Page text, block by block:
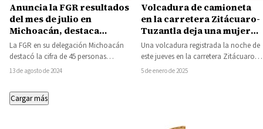
Anuncia la FGR resultados
del mes de julio en
Michoacán, destaca
destrucción de media
tonelada de diversos
enervantes
La FGR en su delegación Michoacán
destacó la cifra de 45 personas
sentenciadas en procedimiento
13 de agosto de 2024
Volcadura de camioneta
en la carretera Zitácuaro-
Tuzantla deja una mujer
lesionada
Una volcadura registrada la noche de
este jueves en la carretera Zitácuaro-
Tuzantla, a la altura del vado, dejó…
5 de enero de 2025
Cargar más